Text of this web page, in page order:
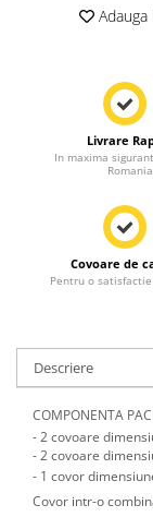
Adauga
Livrare
In maxima
Romania
Covoare de
Pentru o
Descriere
COMPONENTA
- 2 covoare
- 2 covoare
- 1 covor
Covor intr-o